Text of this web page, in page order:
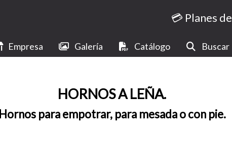
💳 Planes de
Empresa Galería Catálogo Buscar
HORNOS A LEÑA.
Hornos para empotrar, para mesada o con pie.